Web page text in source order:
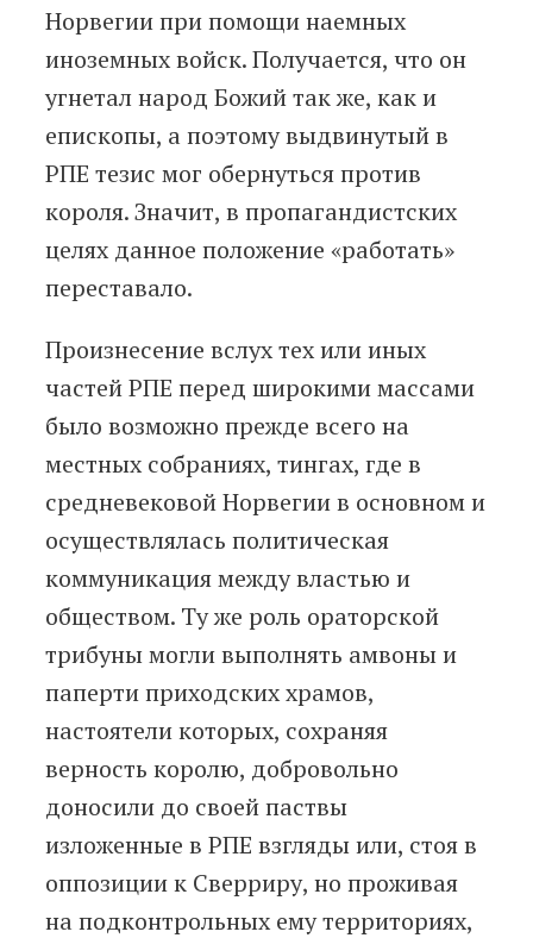
Норвегии при помощи наемных
иноземных войск. Получается, что он
угнетал народ Божий так же, как и
епископы, а поэтому выдвинутый в
РПЕ тезис мог обернуться против
короля. Значит, в пропагандистских
целях данное положение «работать»
переставало.
Произнесение вслух тех или иных
частей РПЕ перед широкими массами
было возможно прежде всего на
местных собраниях, тингах, где в
средневековой Норвегии в основном и
осуществлялась политическая
коммуникация между властью и
обществом. Ту же роль ораторской
трибуны могли выполнять амвоны и
паперти приходских храмов,
настоятели которых, сохраняя
верность королю, добровольно
доносили до своей паствы
изложенные в РПЕ взгляды или, стоя в
оппозиции к Сверриру, но проживая
на подконтрольных ему территориях,